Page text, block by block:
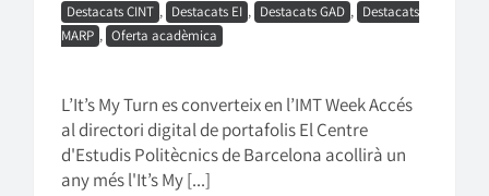
Destacats CINT , Destacats EI , Destacats GAD , Destacats
MARP , Oferta acadèmica
L’It’s My Turn es converteix en l’IMT Week Accés
al directori digital de portafolis El Centre
d'Estudis Politècnics de Barcelona acollirà un
any més l'It’s My [...]